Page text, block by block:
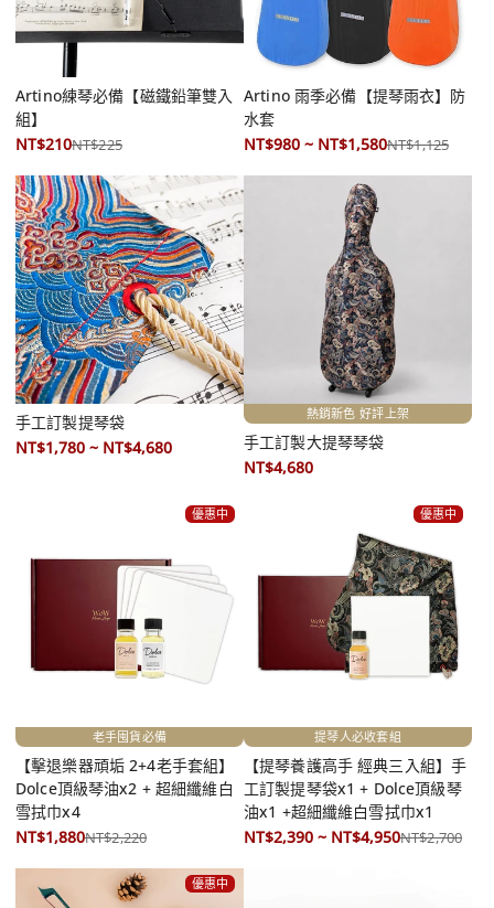
Artino練琴必備【磁鐵鉛筆雙入
組】
NT$210NT$225
Artino 雨季必備【提琴雨衣】防
水套
NT$980 ~ NT$1,580NT$1,125
手工訂製提琴袋
NT$1,780 ~ NT$4,680
熱銷新色 好評上架
手工訂製大提琴琴袋
NT$4,680
優惠中
老手囤貨必備
【擊退樂器頑垢 2+4老手套組】
Dolce頂級琴油x2 + 超細纖維白
雪拭巾x4
NT$1,880NT$2,220
優惠中
提琴人必收套組
【提琴養護高手 經典三入組】手
工訂製提琴袋x1 + Dolce頂級琴
油x1 +超細纖維白雪拭巾x1
NT$2,390 ~ NT$4,950NT$2,700
優惠中